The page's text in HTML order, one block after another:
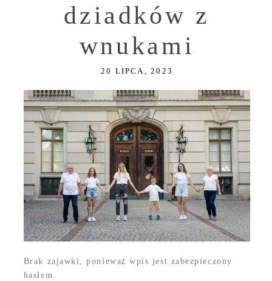
dziadków z
wnukami
20 LIPCA, 2023
Brak zajawki, ponieważ wpis jest zabezpieczony
hasłem.